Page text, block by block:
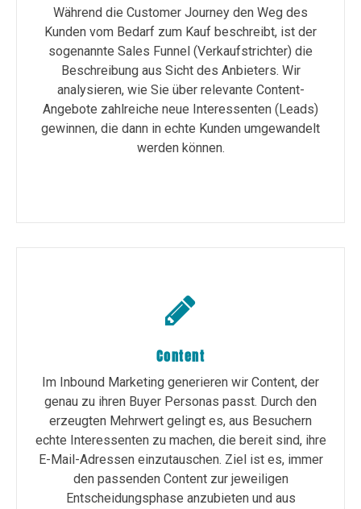
Während die Customer Journey den Weg des
Kunden vom Bedarf zum Kauf beschreibt, ist der
sogenannte Sales Funnel (Verkaufstrichter) die
Beschreibung aus Sicht des Anbieters. Wir
analysieren, wie Sie über relevante Content-
Angebote zahlreiche neue Interessenten (Leads)
gewinnen, die dann in echte Kunden umgewandelt
werden können.
Content
Im Inbound Marketing generieren wir Content, der
genau zu ihren Buyer Personas passt. Durch den
erzeugten Mehrwert gelingt es, aus Besuchern
echte Interessenten zu machen, die bereit sind, ihre
E-Mail-Adressen einzutauschen. Ziel ist es, immer
den passenden Content zur jeweiligen
Entscheidungsphase anzubieten und aus